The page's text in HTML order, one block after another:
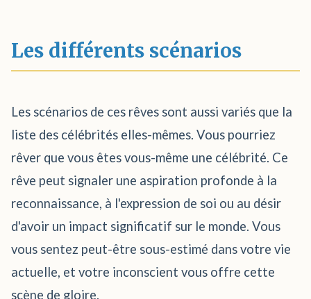
Les différents scénarios
Les scénarios de ces rêves sont aussi variés que la
liste des célébrités elles-mêmes. Vous pourriez
rêver que vous êtes vous-même une célébrité. Ce
rêve peut signaler une aspiration profonde à la
reconnaissance, à l'expression de soi ou au désir
d'avoir un impact significatif sur le monde. Vous
vous sentez peut-être sous-estimé dans votre vie
actuelle, et votre inconscient vous offre cette
scène de gloire.